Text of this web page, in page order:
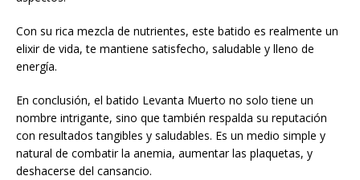
Con su rica mezcla de nutrientes, este batido es realmente un
elixir de vida, te mantiene satisfecho, saludable y lleno de
energía.
En conclusión, el batido Levanta Muerto no solo tiene un
nombre intrigante, sino que también respalda su reputación
con resultados tangibles y saludables. Es un medio simple y
natural de combatir la anemia, aumentar las plaquetas, y
deshacerse del cansancio.